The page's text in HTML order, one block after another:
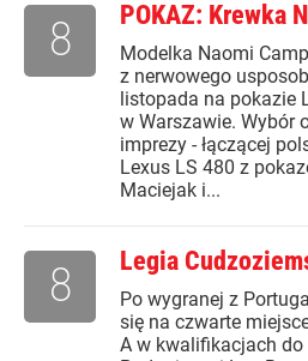
POKAZ: Krewka
Modelka Naomi
z nerwowego
listopada na pokazie
w Warszawie. Wybór
imprezy - łączącej
Lexus LS 480 z
Maciejak i...
8
Legia
Po wygranej z
się na czwarte
A w kwalifikacjach
8